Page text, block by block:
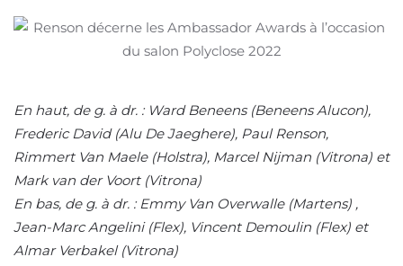
En haut, de g. à dr. : Ward Beneens (Beneens Alucon),
Frederic David (Alu De Jaeghere), Paul Renson,
Rimmert Van Maele (Holstra), Marcel Nijman (Vitrona) et
Mark van der Voort (Vitrona)
En bas, de g. à dr. : Emmy Van Overwalle (Martens) ,
Jean-Marc Angelini (Flex), Vincent Demoulin (Flex) et
Almar Verbakel (Vitrona)